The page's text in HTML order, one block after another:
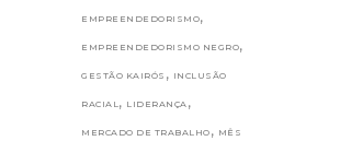
EMPREENDEDORISMO,
EMPREENDEDORISMO NEGRO,
GESTÃO KAIRÓS , INCLUSÃO
RACIAL , LIDERANÇA ,
MERCADO DE TRABALHO , MÊS